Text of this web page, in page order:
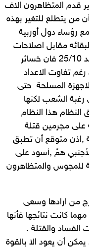
قدم المتظاهرون الاف
من يتطلع للتغير بهذه
رؤساء دول أوربية
مقابل اصلاحات
تلميعية لا اكثر . ودراسة توقعية لما بعد 25/10 فان خسائر
تفاوت الاعداد
المسلحة حتى
رغبة الشعب لكنها
هذا النظام
مجرمين قتلة
,اذن متوقع أن تطبق
همُ ,أسود على
للمجوس والمتظاهرون
من ارادها وسعى
كانت نتائجها فأنها
والقتلة .
أن يعود الا بالقوة